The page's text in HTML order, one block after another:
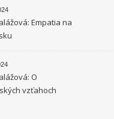
Empatia na
O
vzťahoch